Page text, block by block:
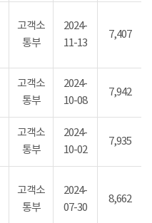
고객소
통부
2024-
11-13
7,407
고객소
통부
2024-
10-08
7,942
고객소
통부
2024-
10-02
7,935
고객소
통부
2024-
07-30
8,662